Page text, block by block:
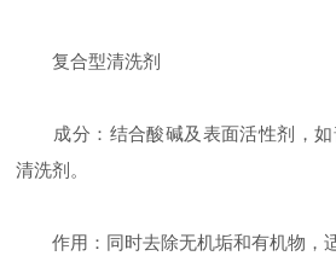
复合型清洗剂
成分：结合酸碱及表面活性剂，如
清洗剂。
作用：同时去除无机垢和有机物，适